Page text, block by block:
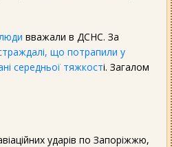
вважали в ДСНС. За
що потрапили у
середньої тяжкості. Загалом
ударів по Запоріжжю,